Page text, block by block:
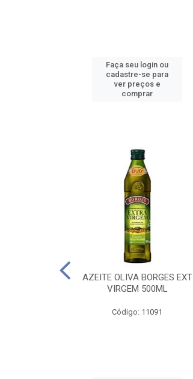
Faça seu login ou
cadastre-se para
ver preços e
comprar
AZEITE OLIVA BORGES EXT
VIRGEM 500ML
Código: 11091